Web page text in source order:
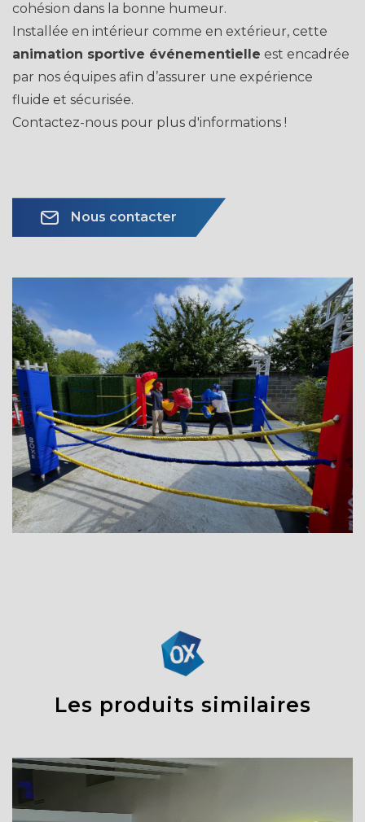
cohésion dans la bonne humeur.
Installée en intérieur comme en extérieur, cette
animation sportive événementielle est encadrée
par nos équipes afin d’assurer une expérience
fluide et sécurisée.
Contactez-nous pour plus d'informations !
Nous contacter
Les produits similaires